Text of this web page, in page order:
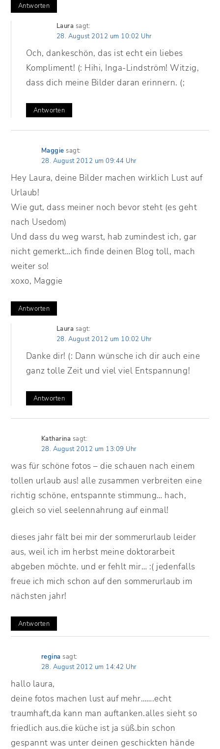
Antworten
Laura sagt:
28. August 2012 um 10:02 Uhr
Och, dankeschön, das ist echt ein liebes
Kompliment! (: Hihi, Inga-Lindström! Witzig,
dass dich meine Bilder daran erinnern. (;
Antworten
Maggie sagt:
28. August 2012 um 09:44 Uhr
Hey Laura, deine Bilder machen wirklich Lust auf
Urlaub!
Wie gut, dass meiner noch bevor steht (es geht
nach Usedom)
Und dass du weg warst, hab zumindest ich, gar
nicht gemerkt…ich finde deinen Blog toll, mach
weiter so!
xoxo, Maggie
Antworten
Laura sagt:
28. August 2012 um 10:02 Uhr
Danke dir! (: Dann wünsche ich dir auch eine
ganz tolle Zeit und viel viel Entspannung!
Antworten
Katharina sagt:
28. August 2012 um 13:09 Uhr
was für schöne fotos – die schauen nach einem
tollen urlaub aus! alle zusammen verbreiten eine
richtig schöne, entspannte stimmung… hach,
gleich so viel seelennahrung auf einmal!
dieses jahr fält bei mir der sommerurlaub leider
aus, weil ich im herbst meine doktorarbeit
abgeben möchte. und er fehlt mir… :( jedenfalls
freue ich mich schon auf den sommerurlaub im
nächsten jahr!
Antworten
regina sagt:
28. August 2012 um 14:42 Uhr
hallo laura,
deine fotos machen lust auf mehr…….echt
traumhaft,da kann man auftanken.alles sieht so
friedlich aus.die küche ist ja süß.bin schon
gespannt was unter deinen geschickten hände